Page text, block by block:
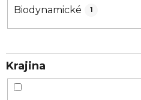
Biodynamické 1
Krajina